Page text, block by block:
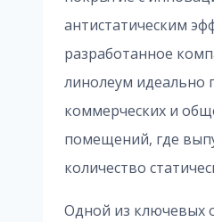
антистатическим
разработанное
линолеум идеально
коммерческих и
помещений, где
количество
Одной из ключевых